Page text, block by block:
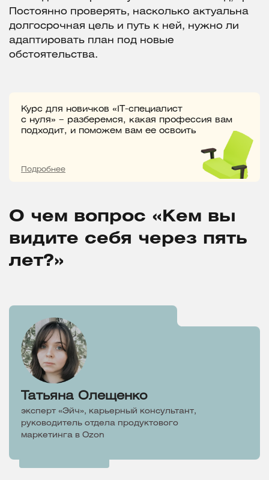
Постоянно проверять, насколько актуальна
долгосрочная цель и путь к ней, нужно ли
адаптировать план под новые
обстоятельства.
Курс для новичков «IT-специалист
с нуля» – разберемся, какая профессия вам
подходит, и поможем вам ее освоить
Подробнее
О чем вопрос «Кем вы
видите себя через пять
лет?»
Татьяна Олещенко
эксперт «Эйч», карьерный консультант,
руководитель отдела продуктового
маркетинга в Ozon